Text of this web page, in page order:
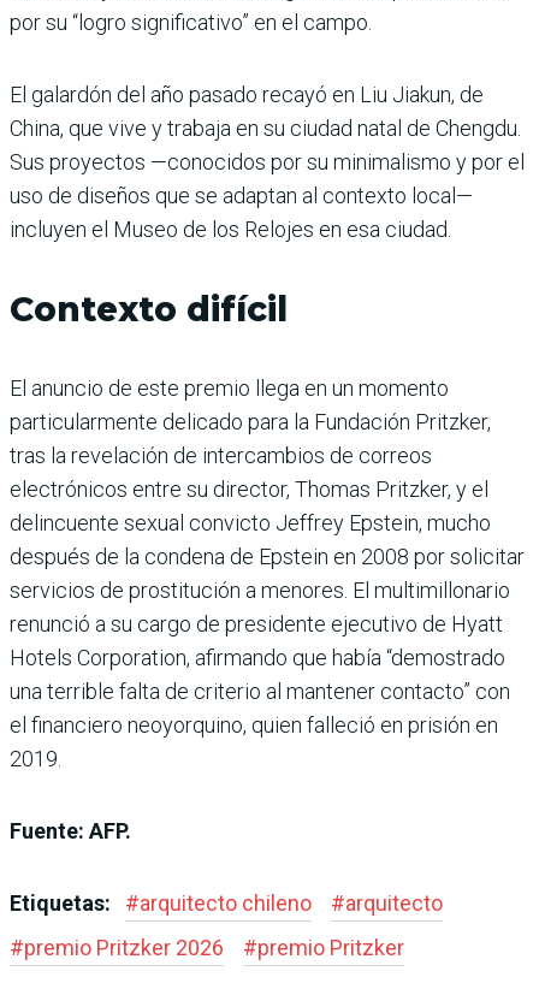
por su “logro significativo” en el campo.
El galardón del año pasado recayó en Liu Jiakun, de
China, que vive y trabaja en su ciudad natal de Chengdu.
Sus proyectos —conocidos por su minimalismo y por el
uso de diseños que se adaptan al contexto local—
incluyen el Museo de los Relojes en esa ciudad.
Contexto difícil
El anuncio de este premio llega en un momento
particularmente delicado para la Fundación Pritzker,
tras la revelación de intercambios de correos
electrónicos entre su director, Thomas Pritzker, y el
delincuente sexual convicto Jeffrey Epstein, mucho
después de la condena de Epstein en 2008 por solicitar
servicios de prostitución a menores. El multimillonario
renunció a su cargo de presidente ejecutivo de Hyatt
Hotels Corporation, afirmando que había “demostrado
una terrible falta de criterio al mantener contacto” con
el financiero neoyorquino, quien falleció en prisión en
2019.
Fuente: AFP.
Etiquetas: #arquitecto chileno #arquitecto
#premio Pritzker 2026 #premio Pritzker